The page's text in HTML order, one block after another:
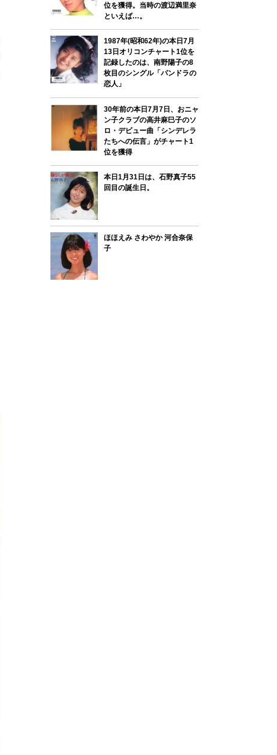
位を獲得。当時の渡辺満里奈
といえば…。
1987年(昭和62年)の本日7月
13日オリコンチャート1位を
記録したのは、南野陽子の8
枚目のシングル「パンドラの
恋人」
30年前の本日7月7日、おニャ
ン子クラブの高井麻巳子のソ
ロ・デビュー曲「シンデレラ
たちへの伝言」がチャート1
位を獲得
本日1月31日は、石野真子55
回目の誕生日。
ほほえみ さわやか 河合奈保
子